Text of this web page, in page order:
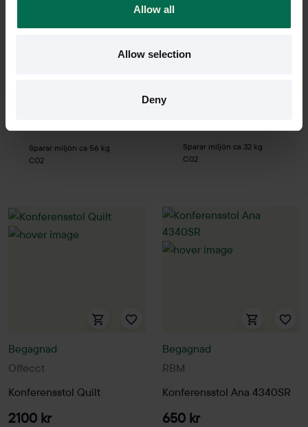
Allow all
Allow selection
Deny
Mitab
Sparar miljön ca 56 kg
C02
HAY
Begagnad
Konferensstol AAC123 Soft
Hyr från
Sparar miljön ca 32 kg
C02
Offecct
Begagnad
Konferensstol Quilt
2100 kr
RBM
Begagnad
Konferensstol Ana 4340SR
650 kr